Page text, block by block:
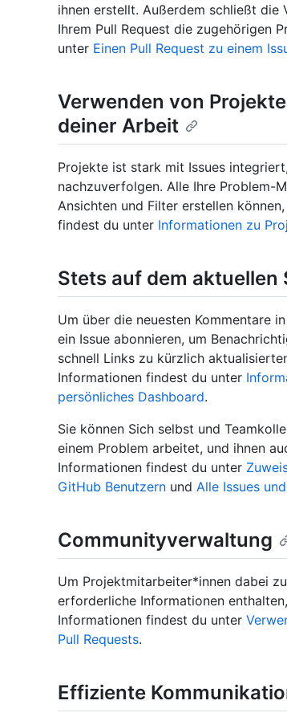
ihnen erstellt. Außerdem schließt die
Ihrem Pull Request die zugehörigen
unter Einen Pull Request zu einem
Verwenden von
deiner Arbeit
Projekte ist stark mit Issues
nachzuverfolgen. Alle Ihre Problem-
Ansichten und Filter erstellen
findest du unter Informationen zu
Stets auf dem aktuellen
Um über die neuesten Kommentare
ein Issue abonnieren, um
schnell Links zu kürzlich
Informationen findest du unter
persönliches Dashboard.
Sie können Sich selbst und
einem Problem arbeitet, und ihnen
Informationen findest du unter
GitHub Benutzern und Alle Issues
Communityverwaltung
Um Projektmitarbeiter*innen dabei
erforderliche Informationen
Informationen findest du unter
Pull Requests.
Effiziente